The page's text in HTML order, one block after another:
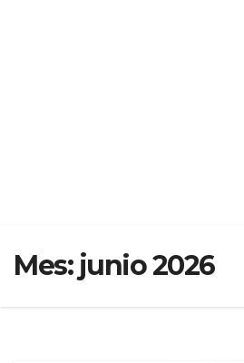
Mes: junio 2026